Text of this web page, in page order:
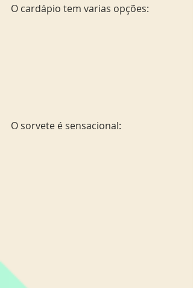
O cardápio tem varias opções:
O sorvete é sensacional: